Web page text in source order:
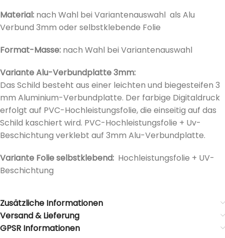
Material: nach Wahl bei Variantenauswahl als Alu
Verbund 3mm oder selbstklebende Folie
Format-Masse: nach Wahl bei Variantenauswahl
Variante Alu-Verbundplatte 3mm:
Das Schild besteht aus einer leichten und biegesteifen 3
mm Aluminium-Verbundplatte. Der farbige Digitaldruck
erfolgt auf PVC-Hochleistungsfolie, die einseitig auf das
Schild kaschiert wird. PVC-Hochleistungsfolie + Uv-
Beschichtung verklebt auf 3mm Alu-Verbundplatte.
Variante Folie selbstklebend: Hochleistungsfolie + UV-
Beschichtung
Zusätzliche Informationen
Versand & Lieferung
GPSR Informationen